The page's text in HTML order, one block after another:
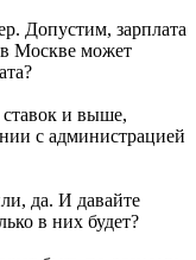
Допустим, зарплата
Москве может
и выше,
с администрацией
да. И давайте
в них будет?